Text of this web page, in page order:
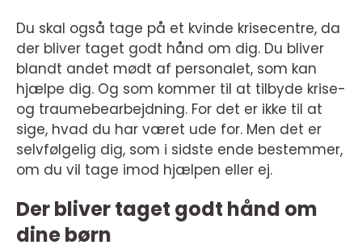
Du skal også tage på et kvinde krisecentre, da
der bliver taget godt hånd om dig. Du bliver
blandt andet mødt af personalet, som kan
hjælpe dig. Og som kommer til at tilbyde krise-
og traumebearbejdning. For det er ikke til at
sige, hvad du har været ude for. Men det er
selvfølgelig dig, som i sidste ende bestemmer,
om du vil tage imod hjælpen eller ej.
Der bliver taget godt hånd om
dine børn